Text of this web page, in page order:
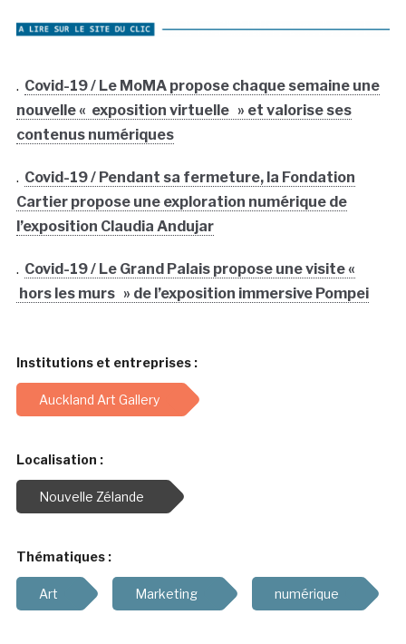
. Covid-19 / Le MoMA propose chaque semaine une
nouvelle « exposition virtuelle » et valorise ses
contenus numériques
. Covid-19 / Pendant sa fermeture, la Fondation
Cartier propose une exploration numérique de
l’exposition Claudia Andujar
. Covid-19 / Le Grand Palais propose une visite «
hors les murs » de l’exposition immersive Pompei
Institutions et entreprises :
Auckland Art Gallery
Localisation :
Nouvelle Zélande
Thématiques :
Art Marketing numérique